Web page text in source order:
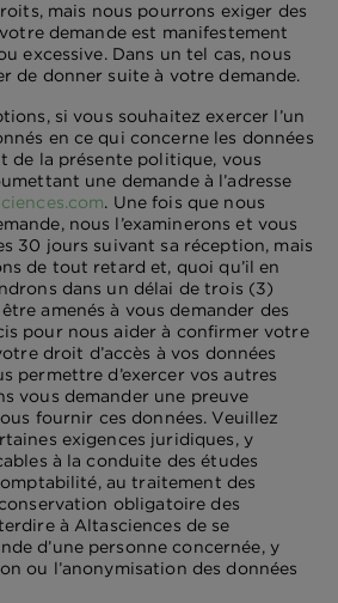
mais nous pourrons exiger des
demande est manifestement
excessive. Dans un tel cas, nous
de donner suite à votre demande.
si vous souhaitez exercer l’un
en ce qui concerne les données
de la présente politique, vous
une demande à l’adresse
. Une fois que nous
nous l’examinerons et vous
30 jours suivant sa réception, mais
de tout retard et, quoi qu’il en
dans un délai de trois (3)
amenés à vous demander des
pour nous aider à confirmer votre
droit d’accès à vos données
permettre d’exercer vos autres
vous demander une preuve
fournir ces données. Veuillez
exigences juridiques, y
à la conduite des études
au traitement des
obligatoire des
à Altasciences de se
d’une personne concernée, y
ou l’anonymisation des données